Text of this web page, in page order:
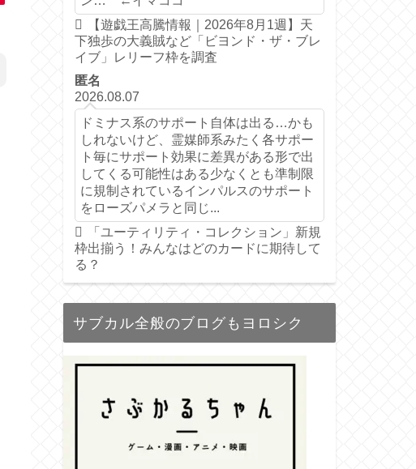
【遊戯王高騰情報｜2026年8月1週】天
下独歩の大義賊など「ビヨンド・ザ・ブレ
イブ」レリーフ枠を調査
匿名
2026.08.07
ドミナス系のサポート自体は出る…かも
しれないけど、霊媒師系みたく各サポー
ト毎にサポート効果に差異がある形で出
してくる可能性はある少なくとも準制限
に規制されているインパルスのサポート
をローズパメラと同じ...
「ユーティリティ・コレクション」新規
枠出揃う！みんなはどのカードに期待して
る？
サブカル全般のブログもヨロシク